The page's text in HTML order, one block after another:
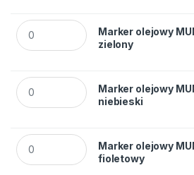
Marker olejowy MUNGYO zielony
Marker olejowy
zielony
Marker olejowy MUNGYO niebieski
Marker olejowy
niebieski
Marker olejowy MUNGYO fioletowy
Marker olejowy
fioletowy